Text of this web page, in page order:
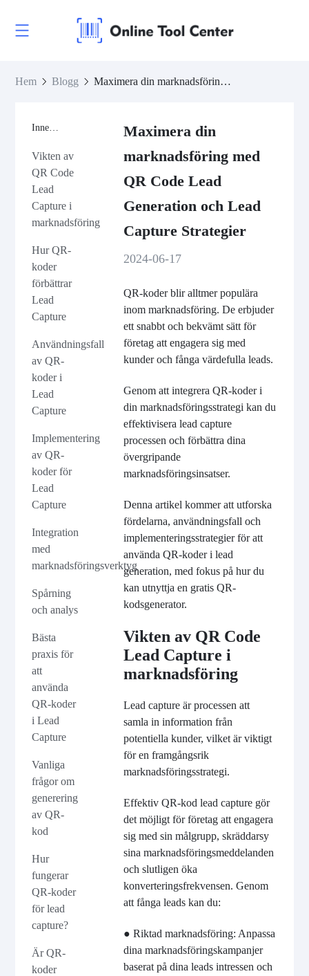
Hem Blogg Maximera din marknadsföring med QR Code Lead Generation och Lead Capture Strategier
Innehåll
Vikten av
QR Code
Lead
Capture i
marknadsföring
Hur QR-
koder
förbättrar
Lead
Capture
Användningsfall
av QR-
koder i
Lead
Capture
Implementering
av QR-
koder för
Lead
Capture
Integration
med
marknadsföringsverktyg
Spårning
och analys
Bästa
praxis för
att
använda
QR-koder
i Lead
Capture
Vanliga
frågor om
generering
av QR-
kod
Hur
fungerar
QR-koder
för lead
capture?
Är QR-
koder
Maximera din
marknadsföring med
QR Code Lead
Generation och Lead
Capture Strategier
2024-06-17
QR-koder blir alltmer populära
inom marknadsföring. De erbjuder
ett snabbt och bekvämt sätt för
företag att engagera sig med
kunder och fånga värdefulla leads.
Genom att integrera QR-koder i
din marknadsföringsstrategi kan du
effektivisera lead capture
processen och förbättra dina
övergripande
marknadsföringsinsatser.
Denna artikel kommer att utforska
fördelarna, användningsfall och
implementeringsstrategier för att
använda QR-koder i lead
generation, med fokus på hur du
kan utnyttja en gratis QR-
kodsgenerator.
Vikten av QR Code
Lead Capture i
marknadsföring
Lead capture är processen att
samla in information från
potentiella kunder, vilket är viktigt
för en framgångsrik
marknadsföringsstrategi.
Effektiv QR-kod lead capture gör
det möjligt för företag att engagera
sig med sin målgrupp, skräddarsy
sina marknadsföringsmeddelanden
och slutligen öka
konverteringsfrekvensen. Genom
att fånga leads kan du:
● Riktad marknadsföring: Anpassa
dina marknadsföringskampanjer
baserat på dina leads intressen och